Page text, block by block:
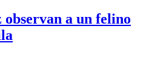
a un felino